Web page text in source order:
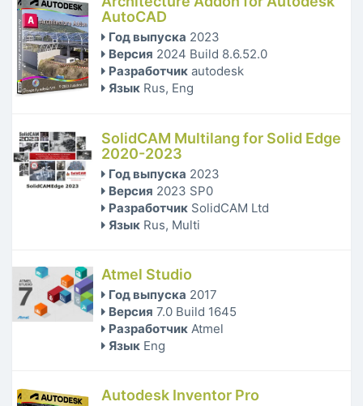
AutoCAD
Год выпуска 2023
Версия 2024 Build 8.6.52.0
Разработчик autodesk
Язык Rus, Eng
SolidCAM Multilang for Solid Edge
2020-2023
Год выпуска 2023
Версия 2023 SP0
Разработчик SolidCAM Ltd
Язык Rus, Multi
Atmel Studio
Год выпуска 2017
Версия 7.0 Build 1645
Разработчик Atmel
Язык Eng
Autodesk Inventor Pro